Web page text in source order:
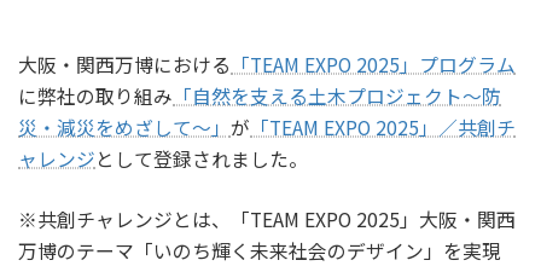
大阪・関西万博における 「TEAM EXPO 2025」プログラム
に弊社の取り組み 「自然を支える土木プロジェクト～防
災・減災をめざして～」 が 「TEAM EXPO 2025」／共創チ
ャレンジとして登録されました。
※共創チャレンジとは、「TEAM EXPO 2025」大阪・関西
万博のテーマ「いのち輝く未来社会のデザイン」を実現